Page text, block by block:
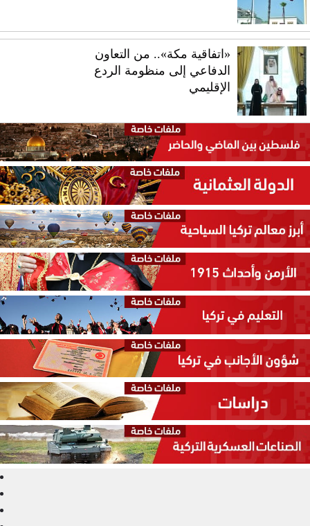
«اتفاقية مكة».. من التعاون
الدفاعي إلى منظومة الردع
الإقليمي